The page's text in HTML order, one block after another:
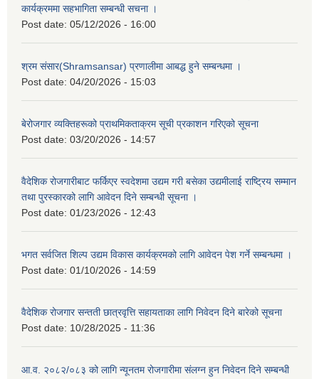
कार्यक्रममा सहभागिता सम्बन्धी सचना ।
Post date: 05/12/2026 - 16:00
श्रम संसार(Shramsansar) प्रणालीमा आबद्ध हुने सम्बन्धमा ।
Post date: 04/20/2026 - 15:03
बेरोजगार व्यक्तिहरूको प्राथमिकताक्रम सूची प्रकाशन गरिएको सूचना
Post date: 03/20/2026 - 14:57
वैदेशिक रोजगारीबाट फर्किएर स्वदेशमा उद्यम गरी बसेका उद्यमीलाई राष्ट्रिय सम्मान
तथा पुरस्कारको लागि आवेदन दिने सम्बन्धी सूचना ।
Post date: 01/23/2026 - 12:43
भगत सर्वजित शिल्प उद्यम विकास कार्यक्रमको लागि आवेदन पेश गर्ने सम्बन्धमा ।
Post date: 01/10/2026 - 14:59
वैदेशिक रोजगार सन्तती छात्रवृत्ति सहायताका लागि निवेदन दिने बारेको सूचना
Post date: 10/28/2025 - 11:36
आ.व. २०८२/०८३ को लागि न्यूनतम रोजगारीमा संलग्न हुन निवेदन दिने सम्बन्धी